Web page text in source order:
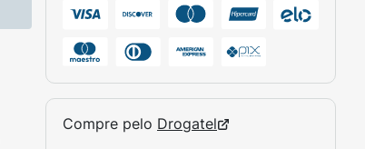
Compre pelo Drogatel